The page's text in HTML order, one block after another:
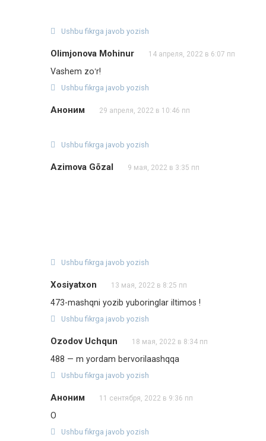
Ushbu fikrga javob yozish
Olimjonova Mohinur 14 апреля, 2022 в 6:07 пп
Vashem zoʻr!
Ushbu fikrga javob yozish
Аноним 29 апреля, 2022 в 10:46 пп
Ushbu fikrga javob yozish
Azimova Gõzal 9 мая, 2022 в 3:35 пп
Ushbu fikrga javob yozish
Xosiyatxon 13 мая, 2022 в 8:25 пп
473-mashqni yozib yuboringlar iltimos !
Ushbu fikrga javob yozish
Ozodov Uchqun 18 мая, 2022 в 8:34 пп
488 — m yordam bervorilaashqqa
Ushbu fikrga javob yozish
Аноним 11 сентября, 2022 в 9:36 пп
O
Ushbu fikrga javob yozish